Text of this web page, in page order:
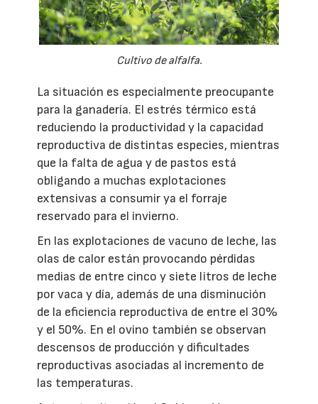
Cultivo de alfalfa.
La situación es especialmente preocupante
para la ganadería. El estrés térmico está
reduciendo la productividad y la capacidad
reproductiva de distintas especies, mientras
que la falta de agua y de pastos está
obligando a muchas explotaciones
extensivas a consumir ya el forraje
reservado para el invierno.
En las explotaciones de vacuno de leche, las
olas de calor están provocando pérdidas
medias de entre cinco y siete litros de leche
por vaca y día, además de una disminución
de la eficiencia reproductiva de entre el 30%
y el 50%. En el ovino también se observan
descensos de producción y dificultades
reproductivas asociadas al incremento de
las temperaturas.